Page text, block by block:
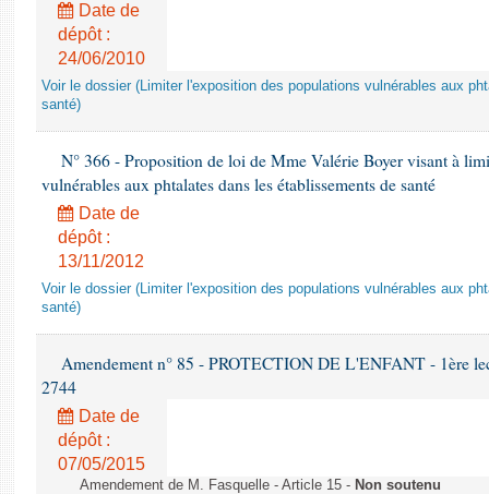
Date de
dépôt :
24/06/2010
Voir le dossier (Limiter l'exposition des populations vulnérables aux
santé)
N° 366 - Proposition de loi de Mme Valérie Boyer visant à
vulnérables aux phtalates dans les établissements de santé
Date de
dépôt :
13/11/2012
Voir le dossier (Limiter l'exposition des populations vulnérables aux
santé)
Amendement n° 85 - PROTECTION DE L'ENFANT - 1ère
2744
Date de
dépôt :
07/05/2015
Amendement de M. Fasquelle - Article 15 - Non soutenu